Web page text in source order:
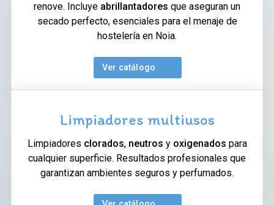
renove. Incluye abrillantadores que aseguran un
secado perfecto, esenciales para el menaje de
hostelería en Noia.
Ver catálogo
Limpiadores multiusos
Limpiadores clorados, neutros y oxigenados para
cualquier superficie. Resultados profesionales que
garantizan ambientes seguros y perfumados.